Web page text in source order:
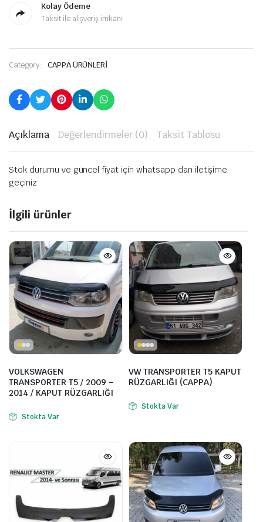
Kolay Ödeme
Taksit ile alışveriş imkanı
Category: CAPPA ÜRÜNLERİ
Açıklama Değerlendirmeler (0) Taksit Tablosu
Stok durumu ve güncel fiyat için whatsapp dan iletişime
geçiniz
İlgili ürünler
VOLKSWAGEN
TRANSPORTER T5 / 2009 –
2014 / KAPUT RÜZGARLIĞI
Stokta Var
VW TRANSPORTER T5 KAPUT
RÜZGARLIĞI (CAPPA)
Stokta Var